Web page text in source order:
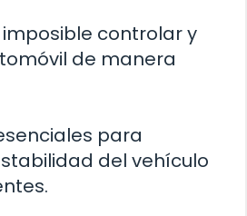
imposible controlar y
de manera
para
del vehículo